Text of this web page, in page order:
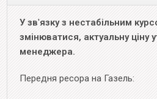
У зв'язку з нестабільним
змінюватися, актуальну ціну
менеджера.
Передня ресора на Газель: